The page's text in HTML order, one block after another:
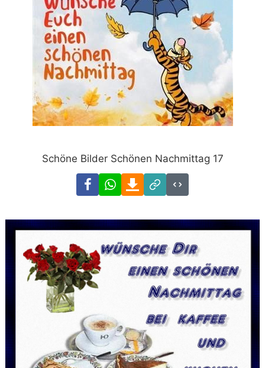
Schöne Bilder Schönen Nachmittag 17
FacebookWhatsAppDownload
Link
Code